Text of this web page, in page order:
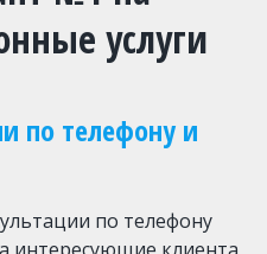
услуги
по телефону и
по телефону